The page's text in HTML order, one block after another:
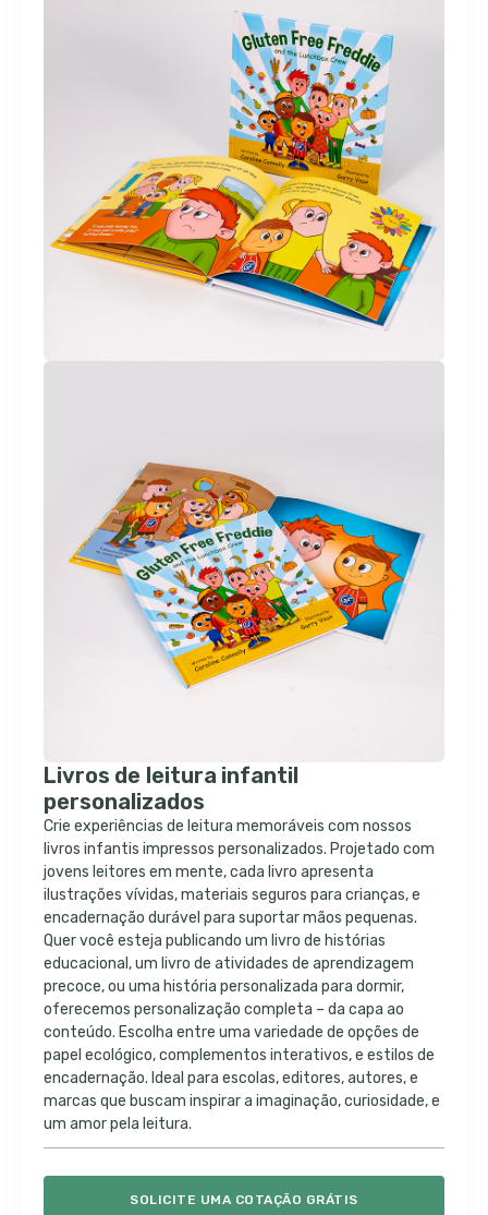
Livros de leitura infantil
personalizados
Crie experiências de leitura memoráveis ​​com nossos
livros infantis impressos personalizados. Projetado com
jovens leitores em mente, cada livro apresenta
ilustrações vívidas, materiais seguros para crianças, e
encadernação durável para suportar mãos pequenas.
Quer você esteja publicando um livro de histórias
educacional, um livro de atividades de aprendizagem
precoce, ou uma história personalizada para dormir,
oferecemos personalização completa – da capa ao
conteúdo. Escolha entre uma variedade de opções de
papel ecológico, complementos interativos, e estilos de
encadernação. Ideal para escolas, editores, autores, e
marcas que buscam inspirar a imaginação, curiosidade, e
um amor pela leitura.
SOLICITE UMA COTAÇÃO GRÁTIS